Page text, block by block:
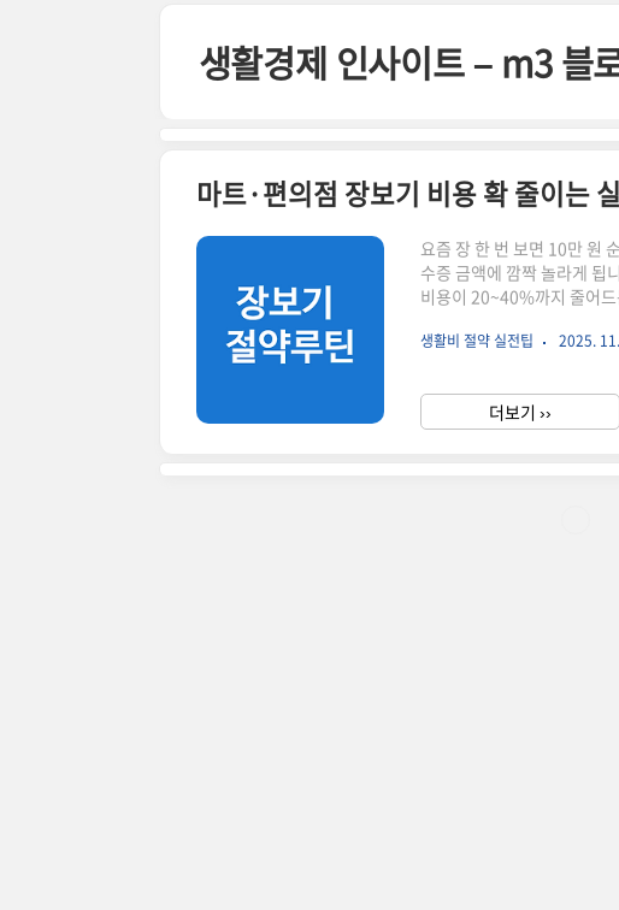
생활경제 인사이트 – m3 블
마트·편의점 장보기 비용 확 줄이는
요즘 장 한 번 보면 10만 원
수증 금액에 깜짝 놀라게 됩
비용이 20~40%까지 줄어
자동으로 지출이 줄어드는
는 절약법” 위주로 정리1.
커지는 가장 큰 이유는 목록
생활비 절약 실전팁 2025.
더보기 ››